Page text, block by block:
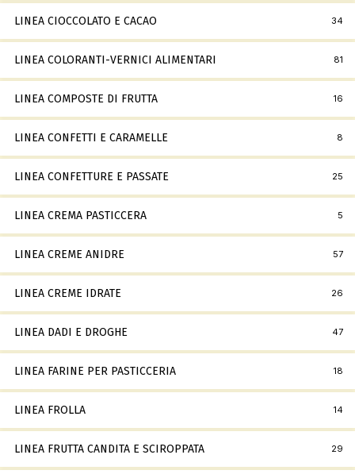
LINEA CIOCCOLATO E CACAO 34
LINEA COLORANTI-VERNICI ALIMENTARI 81
LINEA COMPOSTE DI FRUTTA 16
LINEA CONFETTI E CARAMELLE 8
LINEA CONFETTURE E PASSATE 25
LINEA CREMA PASTICCERA 5
LINEA CREME ANIDRE 57
LINEA CREME IDRATE 26
LINEA DADI E DROGHE 47
LINEA FARINE PER PASTICCERIA 18
LINEA FROLLA 14
LINEA FRUTTA CANDITA E SCIROPPATA 29